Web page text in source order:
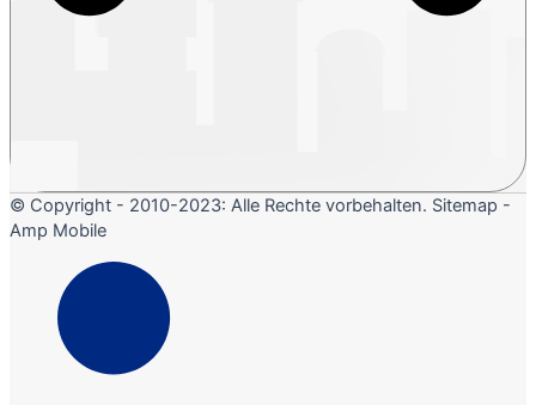
© Copyright - 2010-2023: Alle Rechte vorbehalten. Sitemap -
Amp Mobile